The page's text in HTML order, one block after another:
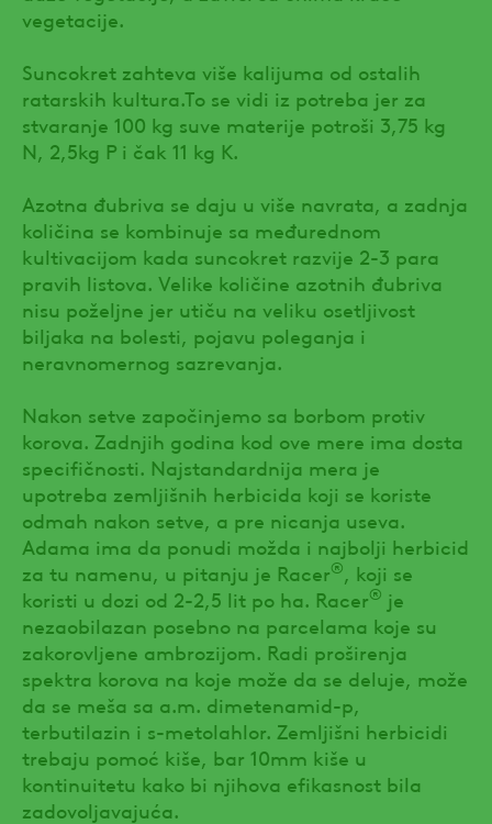
vegetacije.
Suncokret zahteva više kalijuma od ostalih
ratarskih kultura.To se vidi iz potreba jer za
stvaranje 100 kg suve materije potroši 3,75 kg
N, 2,5kg P i čak 11 kg K.
Azotna đubriva se daju u više navrata, a zadnja
količina se kombinuje sa međurednom
kultivacijom kada suncokret razvije 2-3 para
pravih listova. Velike količine azotnih đubriva
nisu poželjne jer utiču na veliku osetljivost
biljaka na bolesti, pojavu poleganja i
neravnomernog sazrevanja.
Nakon setve započinjemo sa borbom protiv
korova. Zadnjih godina kod ove mere ima dosta
specifičnosti. Najstandardnija mera je
upotreba zemljišnih herbicida koji se koriste
odmah nakon setve, a pre nicanja useva.
Adama ima da ponudi možda i najbolji herbicid
za tu namenu, u pitanju je Racer® , koji se
koristi u dozi od 2-2,5 lit po ha. Racer® je
nezaobilazan posebno na parcelama koje su
zakorovljene ambrozijom. Radi proširenja
spektra korova na koje može da se deluje, može
da se meša sa a.m. dimetenamid-p,
terbutilazin i s-metolahlor. Zemljišni herbicidi
trebaju pomoć kiše, bar 10mm kiše u
kontinuitetu kako bi njihova efikasnost bila
zadovoljavajuća.